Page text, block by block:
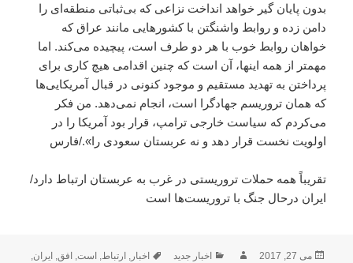
بدون پایان گیر خواهد انداخت نزاعی که بی‌ثباتی منطقه‌ای را
دامن زده و روابط واشنگتن با کشورهایی مانند عراق که
خواهان روابط خوب با هر دو طرف است، ‌پیچیده می‌کند. اما
مهمتر از همه اینها، آن است که چنین اقدامی هیچ کاری برای
پرداختن به تهدید مستقیم و موجود کنونی در قبال آمریکایی‌ها
که همان تروریسم جهادگرا است، انجام نمی‌دهد. من فکر
می‌کردم که سیاست خارجی ترامپ،‌ قرار بود آمریکا را در
اولویت نخست قرار دهد و نه عربستان سعودی را»./فارس
تقریباً همه حملات تروریستی در غرب به عربستان ارتباط دارد/
ایران درحال جنگ با تروریست‌ها است
ارسال
می 27, 2017 نویسندهدسته‌ها
اخبار جدید برچسب‌ها
اخبار ,ارتباط ,است ,افق ,ایران